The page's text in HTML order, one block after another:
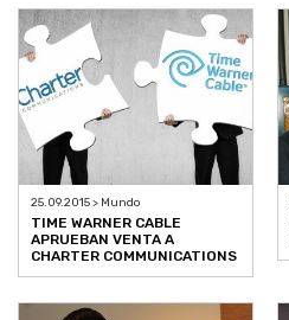
25.09.2015 > Mundo
TIME WARNER CABLE
APRUEBAN VENTA A
CHARTER COMMUNICATIONS